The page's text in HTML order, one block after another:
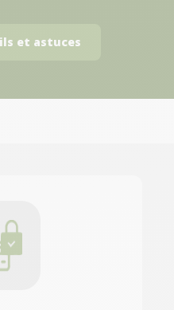
et astuces